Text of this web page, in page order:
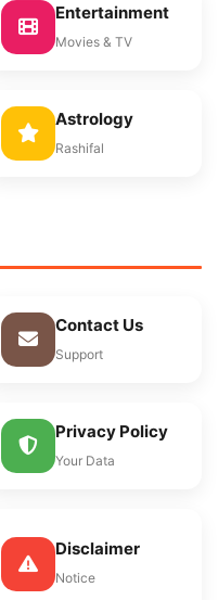
Entertainment
Movies & TV
Astrology
Rashifal
Contact Us
Support
Privacy Policy
Your Data
Disclaimer
Notice